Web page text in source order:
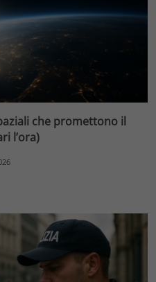
che promettono il
l’ora)